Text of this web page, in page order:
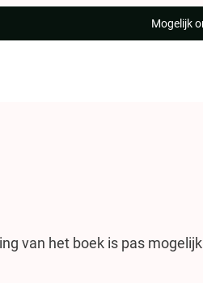
Mogelijk
van het boek is pas